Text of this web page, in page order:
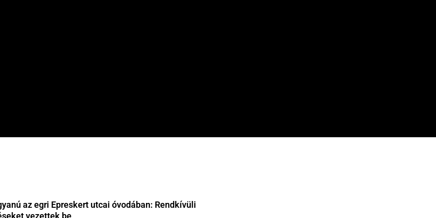
az egri Epreskert utcai óvodában: Rendkívüli
vezettek be